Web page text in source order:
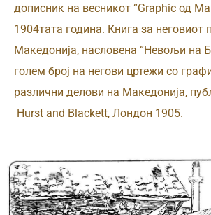
дописник на весникот “Graphic од
1904тата година. Книга за неговиот
Македонија, насловена “Невољи на
голем број на негови цртежи со
различни делови на Македонија,
Hurst and Blackett, Лондон 1905.